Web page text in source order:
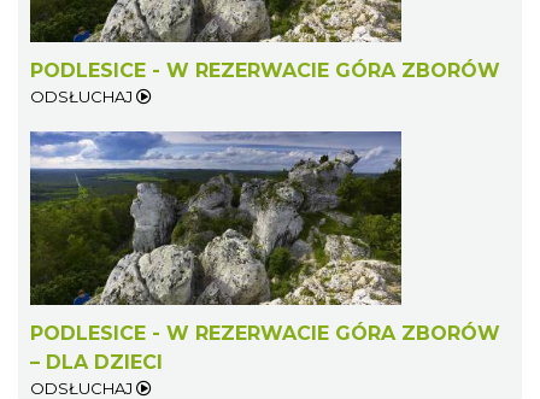
PODLESICE - W REZERWACIE GÓRA ZBORÓW
ODSŁUCHAJ
PODLESICE - W REZERWACIE GÓRA ZBORÓW
– DLA DZIECI
ODSŁUCHAJ